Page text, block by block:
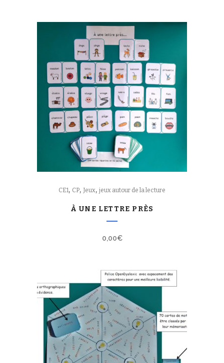
CE1, CP, Jeux, jeux autour de la lecture
À UNE LETTRE PRÈS
0,00€